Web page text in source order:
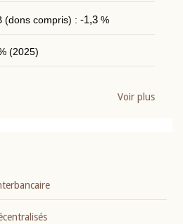
(dons compris) : -1,3%
(2025)
Voir plus